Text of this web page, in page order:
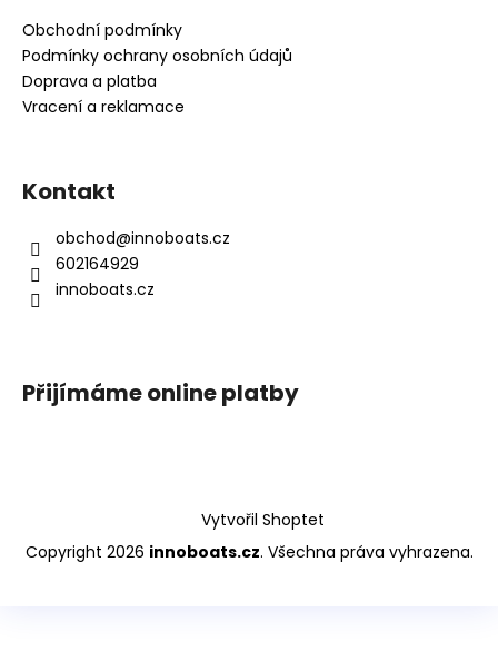
Obchodní podmínky
Podmínky ochrany osobních údajů
Doprava a platba
Vracení a reklamace
Kontakt
obchod@innoboats.cz
602164929
innoboats.cz
Přijímáme online platby
Vytvořil Shoptet
Copyright 2026 innoboats.cz. Všechna práva vyhrazena.